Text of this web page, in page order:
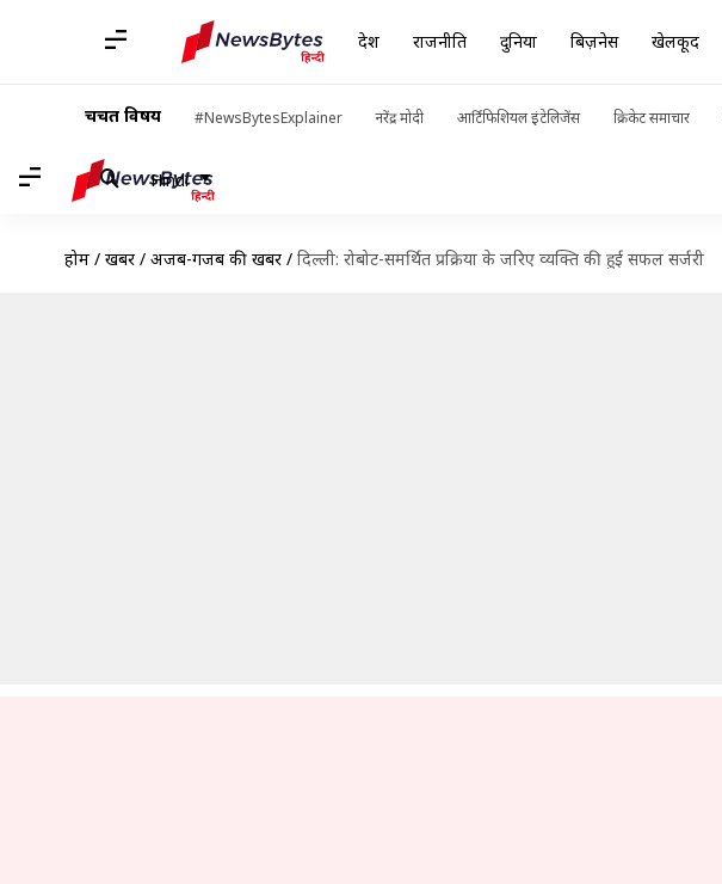
देश राजनीति दुनिया बिज़नेस खेलकूद
चर्चित विषय #NewsBytesExplainer नरेंद्र मोदी आर्टिफिशियल इंटेलिजेंस क्रिकेट समाचार
Hindi
होम / खबरें / अजब-गजब की खबरें / दिल्ली: रोबोट-समर्थित प्रक्रिया के जरिए व्यक्ति की हुई सफल सर्जरी